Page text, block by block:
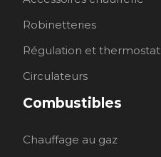
Robinetteries
Régulation et thermostat
Circulateurs
Combustibles
Chauffage au gaz